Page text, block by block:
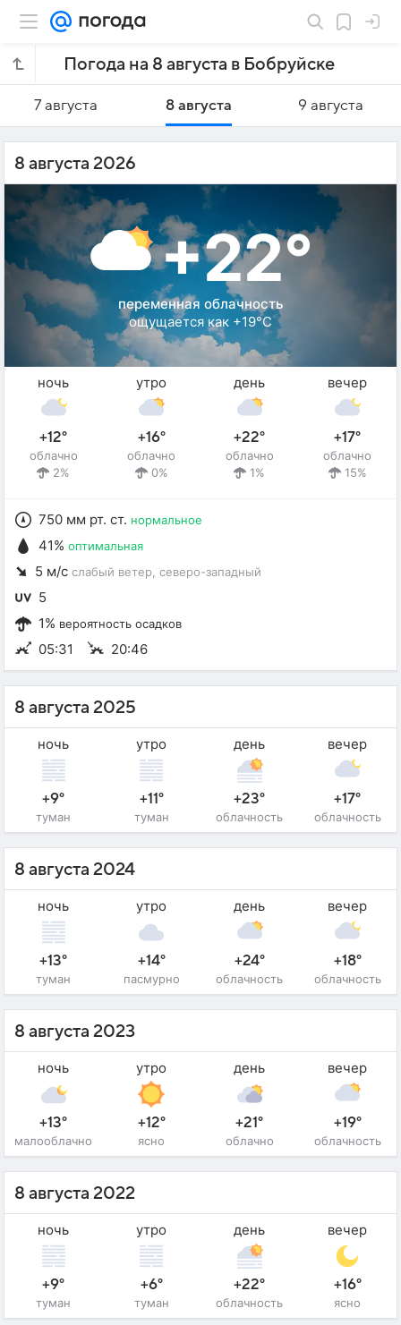
Погода на 8 августа в Бобруйске
7 августа 8 августа 9 августа
8 августа 2026
+22°
переменная облачность
ощущается как +19°C
ночь
+12°
облачно
2%
утро
+16°
облачно
0%
день
+22°
облачно
1%
вечер
+17°
облачно
15%
750 мм рт. ст. нормальное
41% оптимальная
5 м/с слабый ветер , северо-западный
5
1% вероятность осадков
05:31 20:46
8 августа 2025
ночь
+9°
туман
утро
+11°
туман
день
+23°
облачность
вечер
+17°
облачность
8 августа 2024
ночь
+13°
туман
утро
+14°
пасмурно
день
+24°
облачность
вечер
+18°
облачность
8 августа 2023
ночь
+13°
малооблачно
утро
+12°
ясно
день
+21°
облачно
вечер
+19°
облачность
8 августа 2022
ночь
+9°
туман
утро
+6°
туман
день
+22°
облачность
вечер
+16°
ясно